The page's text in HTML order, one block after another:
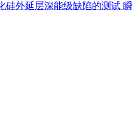
硅外延层深能级缺陷的测试